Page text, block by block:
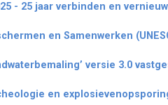
- 25 jaar verbinden en
en Samenwerken
versie 3.0
en